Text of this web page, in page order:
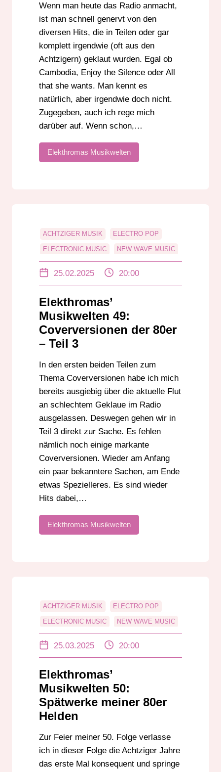
Wenn man heute das Radio anmacht,
ist man schnell genervt von den
diversen Hits, die in Teilen oder gar
komplett irgendwie (oft aus den
Achtzigern) geklaut wurden. Egal ob
Cambodia, Enjoy the Silence oder All
that she wants. Man kennt es
natürlich, aber irgendwie doch nicht.
Zugegeben, auch ich rege mich
darüber auf. Wenn schon,…
Elekthromas Musikwelten
ACHTZIGER MUSIK ELECTRO POP
ELECTRONIC MUSIC NEW WAVE MUSIC
25.02.2025 20:00
Elekthromas’
Musikwelten 49:
Coverversionen der 80er
– Teil 3
In den ersten beiden Teilen zum
Thema Coverversionen habe ich mich
bereits ausgiebig über die aktuelle Flut
an schlechtem Geklaue im Radio
ausgelassen. Deswegen gehen wir in
Teil 3 direkt zur Sache. Es fehlen
nämlich noch einige markante
Coverversionen. Wieder am Anfang
ein paar bekanntere Sachen, am Ende
etwas Spezielleres. Es sind wieder
Hits dabei,…
Elekthromas Musikwelten
ACHTZIGER MUSIK ELECTRO POP
ELECTRONIC MUSIC NEW WAVE MUSIC
25.03.2025 20:00
Elekthromas’
Musikwelten 50:
Spätwerke meiner 80er
Helden
Zur Feier meiner 50. Folge verlasse
ich in dieser Folge die Achtziger Jahre
das erste Mal konsequent und springe